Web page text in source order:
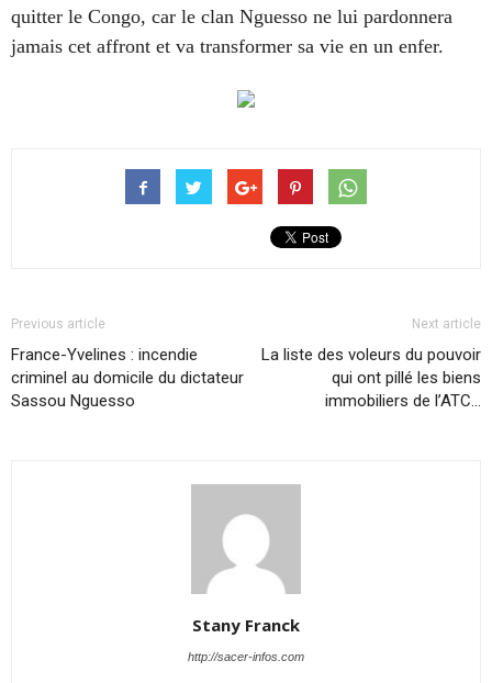
quitter le Congo, car le clan Nguesso ne lui pardonnera
jamais cet affront et va transformer sa vie en un enfer.
Previous article
France-Yvelines : incendie
criminel au domicile du dictateur
Sassou Nguesso
Next article
La liste des voleurs du pouvoir
qui ont pillé les biens
immobiliers de l’ATC…
Stany Franck
http://sacer-infos.com